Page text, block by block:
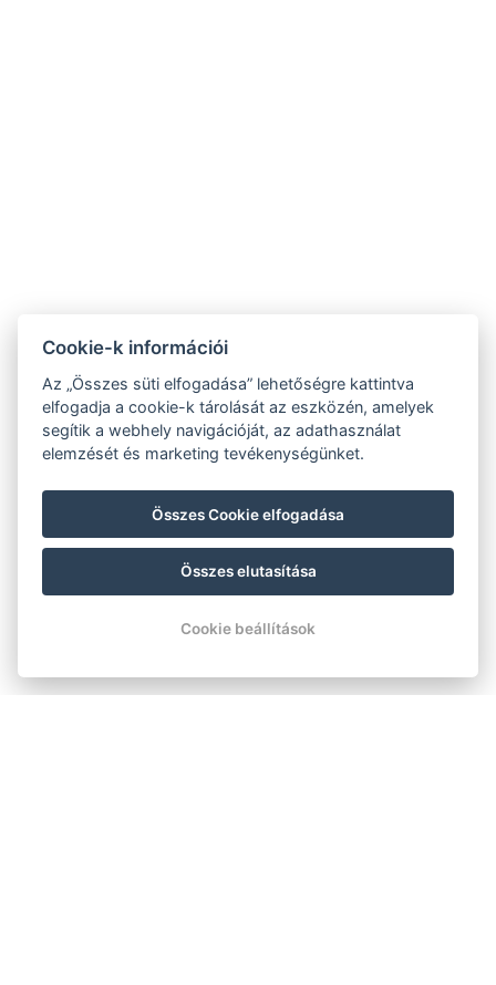
Cookie-k információi
Az „Összes süti elfogadása” lehetőségre kattintva
elfogadja a cookie-k tárolását az eszközén, amelyek
segítik a webhely navigációját, az adathasználat
elemzését és marketing tevékenységünket.
Összes Cookie elfogadása
Összes elutasítása
Cookie beállítások